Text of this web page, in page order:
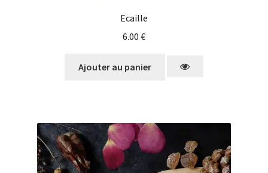
Ecaille
6.00 €
Ajouter au panier